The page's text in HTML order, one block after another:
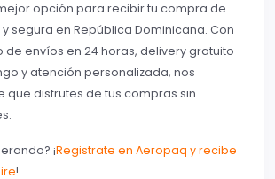
opción para recibir tu compra de
segura en República Dominicana. Con
de envíos en 24 horas, delivery gratuito
y atención personalizada, nos
que disfrutes de tus compras sin
¡Registrate en Aeropaq y recibe
!